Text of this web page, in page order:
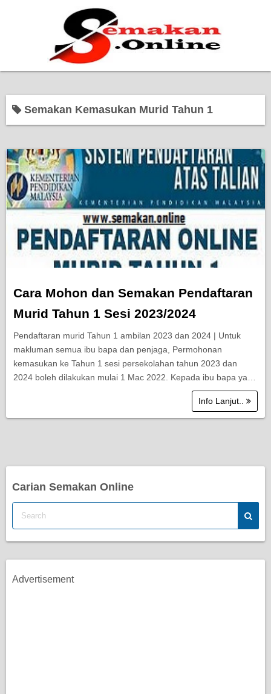
Bantuan Kerajaan
Pendidikan
Kerja Kosong Terkini
Semakan Kemasukan Murid Tahun 1
Cara Mohon dan Semakan Pendaftaran
Murid Tahun 1 Sesi 2023/2024
Pendaftaran murid Tahun 1 ambilan 2023 dan 2024 | Untuk
makluman semua ibu bapa dan penjaga, Permohonan
kemasukan ke Tahun 1 sesi persekolahan tahun 2023 dan
2024 boleh dilakukan mulai 1 Mac 2022. Kepada ibu bapa ya…
Info Lanjut..
Carian Semakan Online
Advertisement